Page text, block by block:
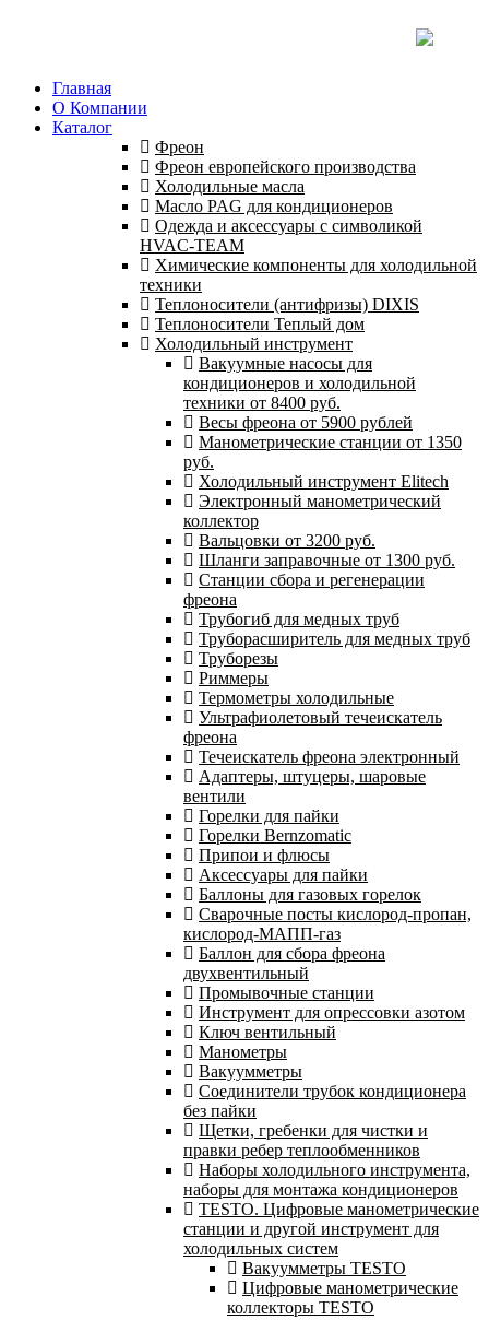
Главная
О Компании
Каталог
Фреон
Фреон европейского производства
Холодильные масла
Масло PAG для кондиционеров
Одежда и аксессуары с символикой
HVAC-TEAM
Химические компоненты для холодильной
техники
Теплоносители (антифризы) DIXIS
Теплоносители Теплый дом
Холодильный инструмент
Вакуумные насосы для
кондиционеров и холодильной
техники от 8400 руб.
Весы фреона от 5900 рублей
Манометрические станции от 1350
руб.
Холодильный инструмент Elitech
Электронный манометрический
коллектор
Вальцовки от 3200 руб.
Шланги заправочные от 1300 руб.
Станции сбора и регенерации
фреона
Трубогиб для медных труб
Труборасширитель для медных труб
Труборезы
Риммеры
Термометры холодильные
Ультрафиолетовый течеискатель
фреона
Течеискатель фреона электронный
Адаптеры, штуцеры, шаровые
вентили
Горелки для пайки
Горелки Bernzomatic
Припои и флюсы
Аксессуары для пайки
Баллоны для газовых горелок
Сварочные посты кислород-пропан,
кислород-МАПП-газ
Баллон для сбора фреона
двухвентильный
Промывочные станции
Инструмент для опрессовки азотом
Ключ вентильный
Манометры
Вакуумметры
Соединители трубок кондиционера
без пайки
Щетки, гребенки для чистки и
правки ребер теплообменников
Наборы холодильного инструмента,
наборы для монтажа кондиционеров
TESTO. Цифровые манометрические
станции и другой инструмент для
холодильных систем
Вакуумметры TESTO
Цифровые манометрические
коллекторы TESTO